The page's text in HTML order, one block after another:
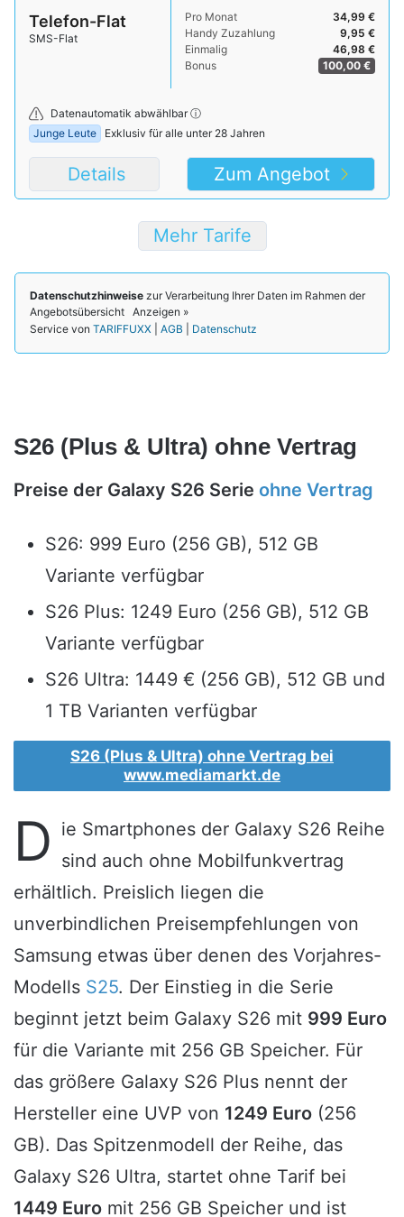
S26 (Plus & Ultra) ohne Vertrag
Preise der Galaxy S26 Serie ohne Vertrag
S26: 999 Euro (256 GB), 512 GB
Variante verfügbar
S26 Plus: 1249 Euro (256 GB), 512 GB
Variante verfügbar
S26 Ultra: 1449 € (256 GB), 512 GB und
1 TB Varianten verfügbar
S26 (Plus & Ultra) ohne Vertrag bei
www.mediamarkt.de
D ie Smartphones der Galaxy S26 Reihe
sind auch ohne Mobilfunkvertrag
erhältlich. Preislich liegen die
unverbindlichen Preisempfehlungen von
Samsung etwas über denen des Vorjahres-
Modells S25. Der Einstieg in die Serie
beginnt jetzt beim Galaxy S26 mit 999 Euro
für die Variante mit 256 GB Speicher. Für
das größere Galaxy S26 Plus nennt der
Hersteller eine UVP von 1249 Euro (256
GB). Das Spitzenmodell der Reihe, das
Galaxy S26 Ultra, startet ohne Tarif bei
1449 Euro mit 256 GB Speicher und ist